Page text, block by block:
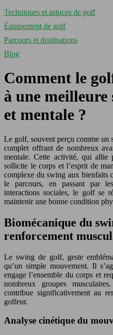
Techniques et astuces de golf
Équipement de golf
Parcours et destinations
Blog
Comment le
à une meilleure
et mentale ?
Le golf, souvent perçu comme un
complet offrant de nombreux
mentale. Cette activité, qui allie
sollicite le corps et l’esprit de
complexe du swing aux bienfaits
le parcours, en passant par
interactions sociales, le golf se
maintenir une bonne condition
Biomécanique du
renforcement
Le swing de golf, geste
qu’un simple mouvement. Il
engage l’ensemble du corps et
nombreux groupes
contribue significativement au
golfeur.
Analyse cinétique du